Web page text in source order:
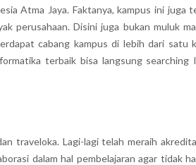
Atma Jaya. Faktanya, kampus ini juga
perusahaan. Disini juga bukan muluk
cabang kampus di lebih dari satu
terbaik bisa langsung searching
traveloka. Lagi-lagi telah meraih
dalam hal pembelajaran agar tidak